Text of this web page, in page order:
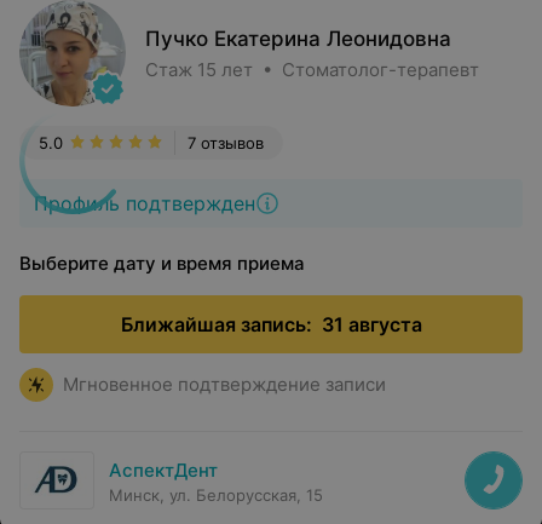
Пучко Екатерина Леонидовна
Стаж 15 лет • Стоматолог-терапевт
Профиль подтвержден
7 отзывов
5.0
Выберите дату и время приема
Ближайшая запись: 31 августа
Мгновенное подтверждение записи
АспектДент
Минск, ул. Белорусская, 15